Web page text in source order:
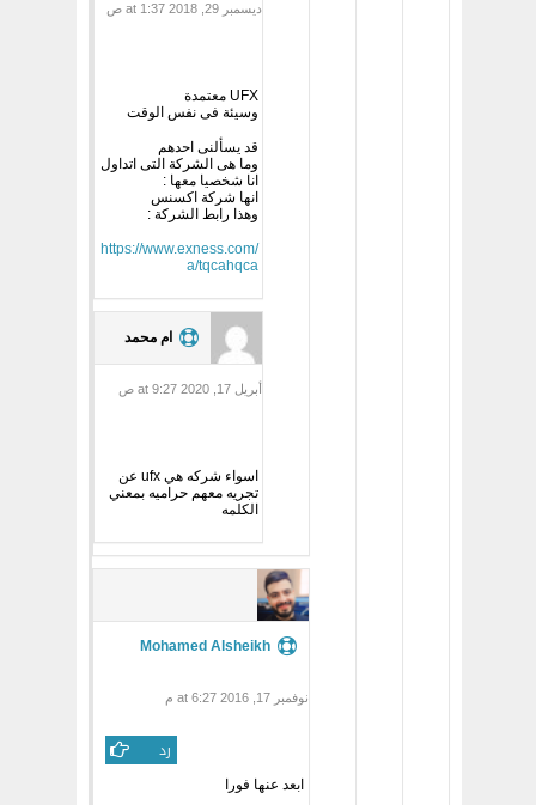
ديسمبر 29, 2018 at 1:37 ص
UFX معتمدة
وسيئة فى نفس الوقت
قد يسألنى احدهم
وما هى الشركة التى اتداول
انا شخصيا معها :
انها شركة اكسنس
وهذا رابط الشركة :
https://www.exness.com/
a/tqcahqca
ام محمد
أبريل 17, 2020 at 9:27 ص
اسواء شركه هي ufx عن
تجريه معهم حراميه بمعني
الكلمه
Mohamed Alsheikh
نوفمبر 17, 2016 at 6:27 م
رد
ابعد عنها فورا